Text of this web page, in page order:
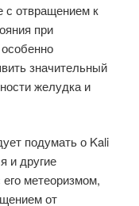
с отвращением к
при
значительный
желудка и
подумать о Kali
и другие
метео­ризмом,
от